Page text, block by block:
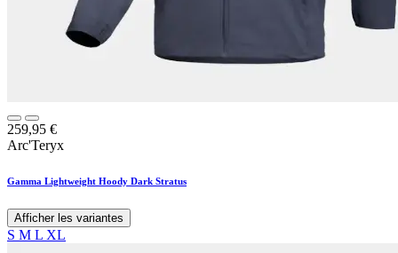
259,95 €
Arc'Teryx
Gamma Lightweight Hoody Dark Stratus
Afficher les variantes
S M L XL